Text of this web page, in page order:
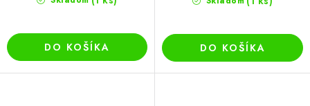
DO KOŠÍKA DO KOŠÍKA